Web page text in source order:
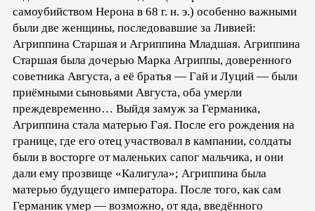
самоубийством Нерона в 68 г. н. э.) особенно важными
были две женщины, последовавшие за Ливией:
Агриппина Старшая и Агриппина Младшая. Агриппина
Старшая была дочерью Марка Агриппы, доверенного
советника Августа, а её братья — Гай и Луций — были
приёмными сыновьями Августа, оба умерли
преждевременно… Выйдя замуж за Германика,
Агриппина стала матерью Гая. После его рождения на
границе, где его отец участвовал в кампании, солдаты
были в восторге от маленьких сапог мальчика, и они
дали ему прозвище «Калигула»; Агриппина была
матерью будущего императора. После того, как сам
Германик умер — возможно, от яда, введённого